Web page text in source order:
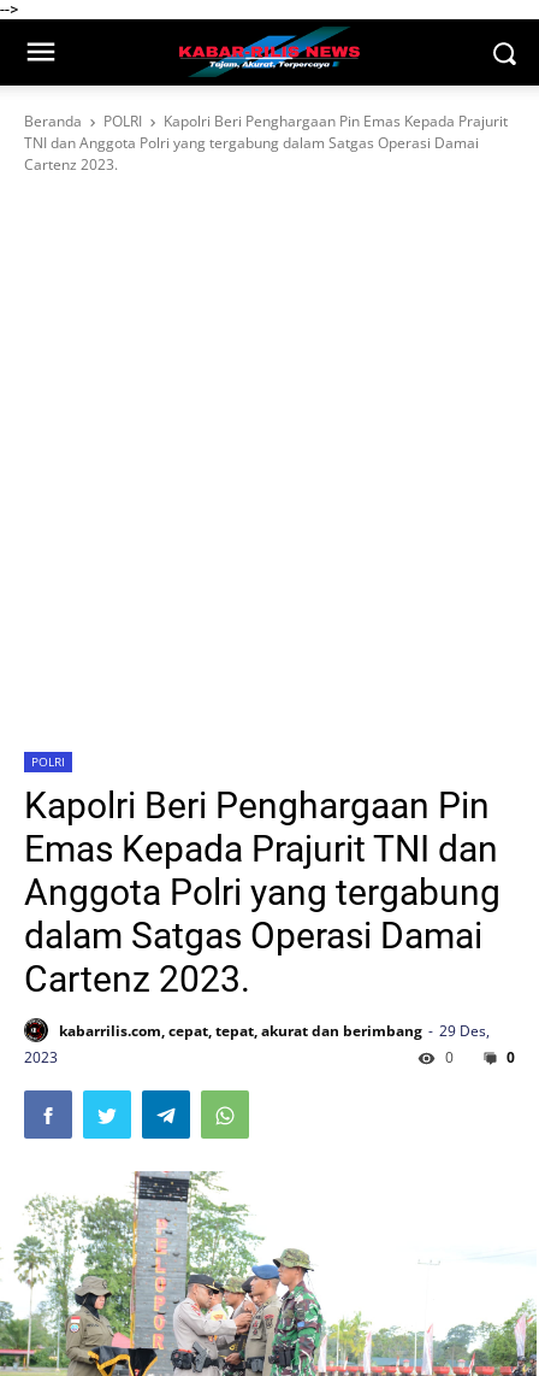
-->
Beranda POLRI
Kapolri Beri Penghargaan Pin Emas Kepada Prajurit
TNI dan Anggota Polri yang tergabung dalam Satgas Operasi Damai
Cartenz 2023.
POLRI
Kapolri Beri Penghargaan Pin
Emas Kepada Prajurit TNI dan
Anggota Polri yang tergabung
dalam Satgas Operasi Damai
Cartenz 2023.
kabarrilis.com, cepat, tepat, akurat dan berimbang
29 Des,
2023
0
0